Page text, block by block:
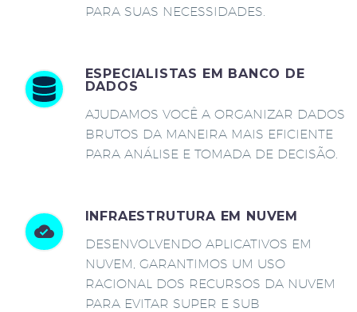
PARA SUAS NECESSIDADES.
ESPECIALISTAS EM BANCO DE
DADOS
AJUDAMOS VOCÊ A ORGANIZAR DADOS
BRUTOS DA MANEIRA MAIS EFICIENTE
PARA ANÁLISE E TOMADA DE DECISÃO.
INFRAESTRUTURA EM NUVEM
DESENVOLVENDO APLICATIVOS EM
NUVEM, GARANTIMOS UM USO
RACIONAL DOS RECURSOS DA NUVEM
PARA EVITAR SUPER E SUB